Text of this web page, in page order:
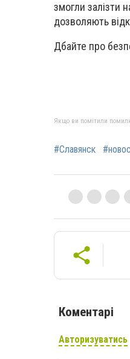
змогли залізти
дозволяють
Дбайте про
Якщо ви помітили
#Славянск
Коментарі
Авторизуватись